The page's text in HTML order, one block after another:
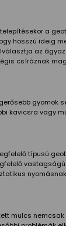
a
hosszú ideig
az
csíráznak
gyomok
kavicsra vagy
típusú
mulcs